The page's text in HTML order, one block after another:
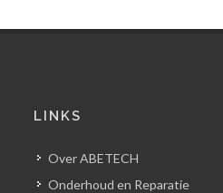
LINKS
Over ABETECH
Onderhoud en Reparatie